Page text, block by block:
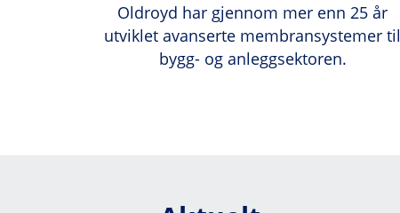
Oldroyd har gjennom mer enn 25 år
utviklet avanserte membransystemer til
bygg- og anleggsektoren.